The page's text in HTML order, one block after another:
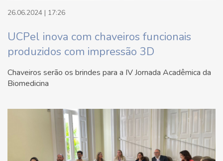
26.06.2024 | 17:26
UCPel inova com chaveiros funcionais
produzidos com impressão 3D
Chaveiros serão os brindes para a IV Jornada Acadêmica da
Biomedicina